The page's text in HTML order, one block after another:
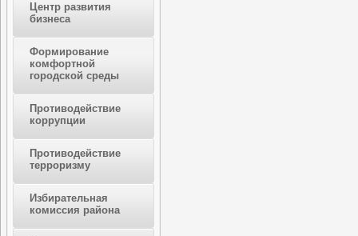
Центр развития
бизнеса
Формирование
комфортной
городской среды
Противодействие
коррупции
Противодействие
терроризму
Избирательная
комиссия района